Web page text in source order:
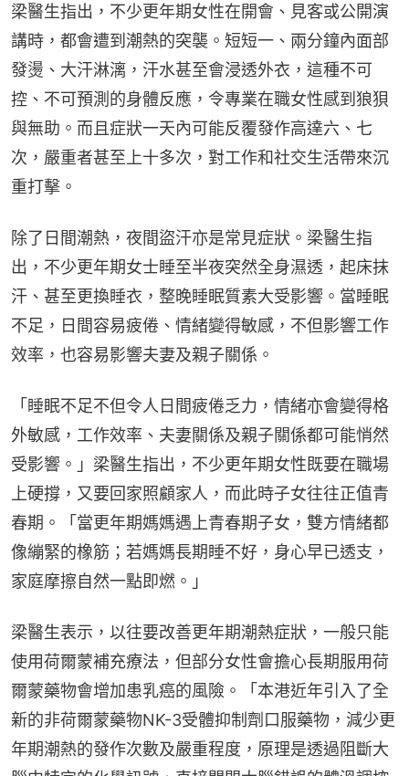
梁醫生指出，不少更年期女性在開會、見客或公開演
講時，都會遭到潮熱的突襲。短短一、兩分鐘內面部
發燙、大汗淋漓，汗水甚至會浸透外衣，這種不可
控、不可預測的身體反應，令專業在職女性感到狼狽
與無助。而且症狀一天內可能反覆發作高達六、七
次，嚴重者甚至上十多次，對工作和社交生活帶來沉
重打擊。
除了日間潮熱，夜間盜汗亦是常見症狀。梁醫生指
出，不少更年期女士睡至半夜突然全身濕透，起床抹
汗、甚至更換睡衣，整晚睡眠質素大受影響。當睡眠
不足，日間容易疲倦、情緒變得敏感，不但影響工作
效率，也容易影響夫妻及親子關係。
「睡眠不足不但令人日間疲倦乏力，情緒亦會變得格
外敏感，工作效率、夫妻關係及親子關係都可能悄然
受影響。」梁醫生指出，不少更年期女性既要在職場
上硬撐，又要回家照顧家人，而此時子女往往正值青
春期。「當更年期媽媽遇上青春期子女，雙方情緒都
像繃緊的橡筋；若媽媽長期睡不好，身心早已透支，
家庭摩擦自然一點即燃。」
梁醫生表示，以往要改善更年期潮熱症狀，一般只能
使用荷爾蒙補充療法，但部分女性會擔心長期服用荷
爾蒙藥物會增加患乳癌的風險。「本港近年引入了全
新的非荷爾蒙藥物NK-3受體抑制劑口服藥物，減少更
年期潮熱的發作次數及嚴重程度，原理是透過阻斷大